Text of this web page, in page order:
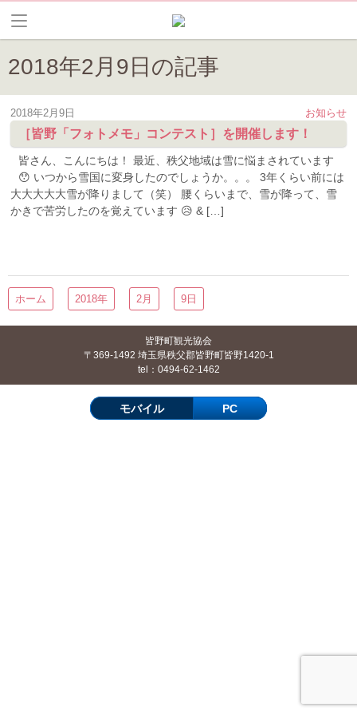
2018年2月9日の記事
お知らせ
2018年2月9日
［皆野「フォトメモ」コンテスト］を開催します！
皆さん、こんにちは！ 最近、秩父地域は雪に悩まされています
😯 いつから雪国に変身したのでしょうか。。。 3年くらい前には
大大大大大雪が降りまして（笑） 腰くらいまで、雪が降って、雪
かきで苦労したのを覚えています 😥 & […]
ホーム 2018年 2月 9日
皆野町観光協会
〒369-1492 埼玉県秩父郡皆野町皆野1420-1
tel：0494-62-1462
モバイル PC